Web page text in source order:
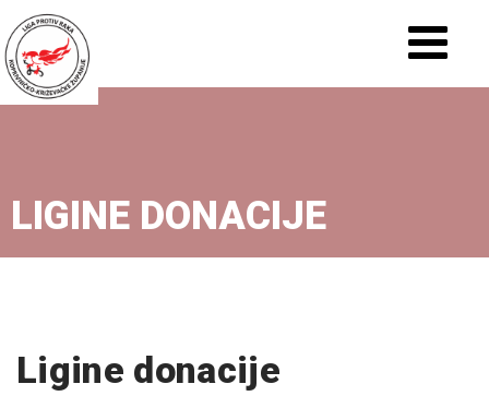
LIGINE DONACIJE
Ligine donacije